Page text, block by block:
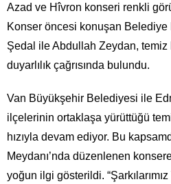
Azad ve Hîvron konseri renkli
Konser öncesi konuşan Belediye
Şedal ile Abdullah Zeydan, temiz
duyarlılık çağrısında bulundu.
Van Büyükşehir Belediyesi ile
ilçelerinin ortaklaşa yürüttüğü
hızıyla devam ediyor. Bu
Meydanı’nda düzenlenen
yoğun ilgi gösterildi.